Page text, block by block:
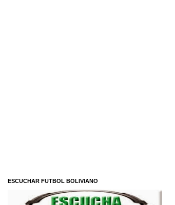
ESCUCHAR FUTBOL BOLIVIANO